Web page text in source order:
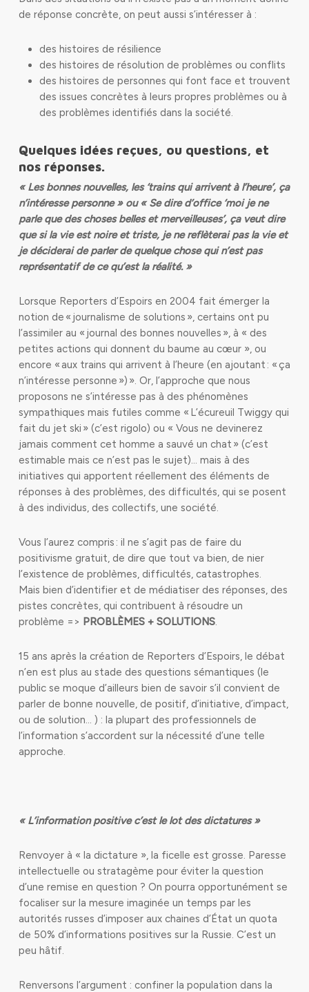
de réponse concrète, on peut aussi s’intéresser à :
des histoires de résilience
des histoires de résolution de problèmes ou conflits
des histoires de personnes qui font face et trouvent
des issues concrètes à leurs propres problèmes ou à
des problèmes identifiés dans la société.
Quelques idées reçues, ou questions, et
nos réponses.
« Les bonnes nouvelles, les ‘trains qui arrivent à l’heure’, ça
n’intéresse personne » ou « Se dire d’office ‘moi je ne
parle que des choses belles et merveilleuses’, ça veut dire
que si la vie est noire et triste, je ne reflèterai pas la vie et
je déciderai de parler de quelque chose qui n’est pas
représentatif de ce qu’est la réalité. »
Lorsque Reporters d’Espoirs en 2004 fait émerger la
notion de « journalisme de solutions », certains ont pu
l’assimiler au « journal des bonnes nouvelles », à « des
petites actions qui donnent du baume au cœur », ou
encore « aux trains qui arrivent à l’heure (en ajoutant : « ça
n’intéresse personne ») ». Or, l’approche que nous
proposons ne s’intéresse pas à des phénomènes
sympathiques mais futiles comme « L’écureuil Twiggy qui
fait du jet ski » (c’est rigolo) ou « Vous ne devinerez
jamais comment cet homme a sauvé un chat » (c’est
estimable mais ce n’est pas le sujet)… mais à des
initiatives qui apportent réellement des éléments de
réponses à des problèmes, des difficultés, qui se posent
à des individus, des collectifs, une société.
Vous l’aurez compris : il ne s’agit pas de faire du
positivisme gratuit, de dire que tout va bien, de nier
l’existence de problèmes, difficultés, catastrophes.
Mais bien d’identifier et de médiatiser des réponses, des
pistes concrètes, qui contribuent à résoudre un
problème => PROBLÈMES + SOLUTIONS.
15 ans après la création de Reporters d’Espoirs, le débat
n’en est plus au stade des questions sémantiques (le
public se moque d’ailleurs bien de savoir s’il convient de
parler de bonne nouvelle, de positif, d’initiative, d’impact,
ou de solution… ) : la plupart des professionnels de
l’information s’accordent sur la nécessité d’une telle
approche.
« L’information positive c’est le lot des dictatures »
Renvoyer à « la dictature », la ficelle est grosse. Paresse
intellectuelle ou stratagème pour éviter la question
d’une remise en question ? On pourra opportunément se
focaliser sur la mesure imaginée un temps par les
autorités russes d’imposer aux chaines d’État un quota
de 50% d’informations positives sur la Russie. C’est un
peu hâtif.
Renversons l’argument : confiner la population dans la